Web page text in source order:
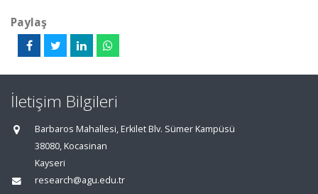
Paylaş
İletişim Bilgileri
Barbaros Mahallesi, Erkilet Blv. Sümer Kampüsü
38080, Kocasinan
Kayseri
research@agu.edu.tr